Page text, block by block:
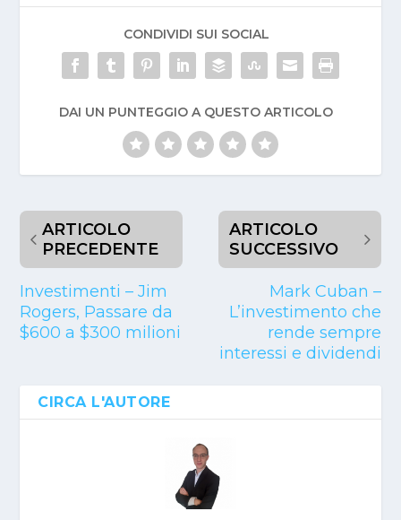
CONDIVIDI SUI SOCIAL
DAI UN PUNTEGGIO A QUESTO ARTICOLO
ARTICOLO
PRECEDENTE
Investimenti – Jim
Rogers, Passare da
$600 a $300 milioni
ARTICOLO
SUCCESSIVO
Mark Cuban –
L’investimento che
rende sempre
interessi e dividendi
CIRCA L'AUTORE